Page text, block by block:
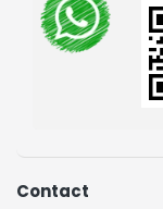
Contact